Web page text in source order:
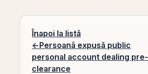
Înapoi la listă
←Persoană expusă public
personal account dealing pre-
clearance